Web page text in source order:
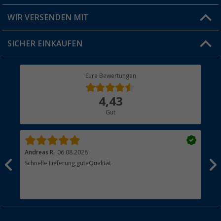
Jobs & Karriere
Versandinformationen
Rücksendung
WIR VERSENDEN MIT
SICHER EINKAUFEN
Eure Bewertungen
4,43
Gut
Andreas R. 06.08.2026
Schnelle Lieferung,guteQualität